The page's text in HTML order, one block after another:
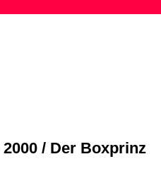
2000/ Der Boxprinz